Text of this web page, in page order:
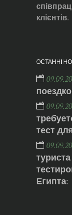
клієнтів.
ОСТАННІ
тест
Египта: